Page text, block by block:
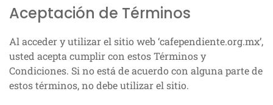
Aceptación de Términos
Al acceder y utilizar el sitio web ‘cafependiente.org.mx’,
usted acepta cumplir con estos Términos y
Condiciones. Si no está de acuerdo con alguna parte de
estos términos, no debe utilizar el sitio.